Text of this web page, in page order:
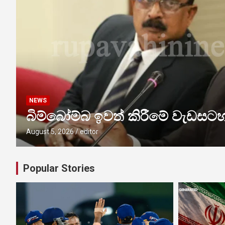
NEWS
බිම්බෝම්බ ඉවත් කිරීමේ
August 5, 2026 editor
Popular Stories